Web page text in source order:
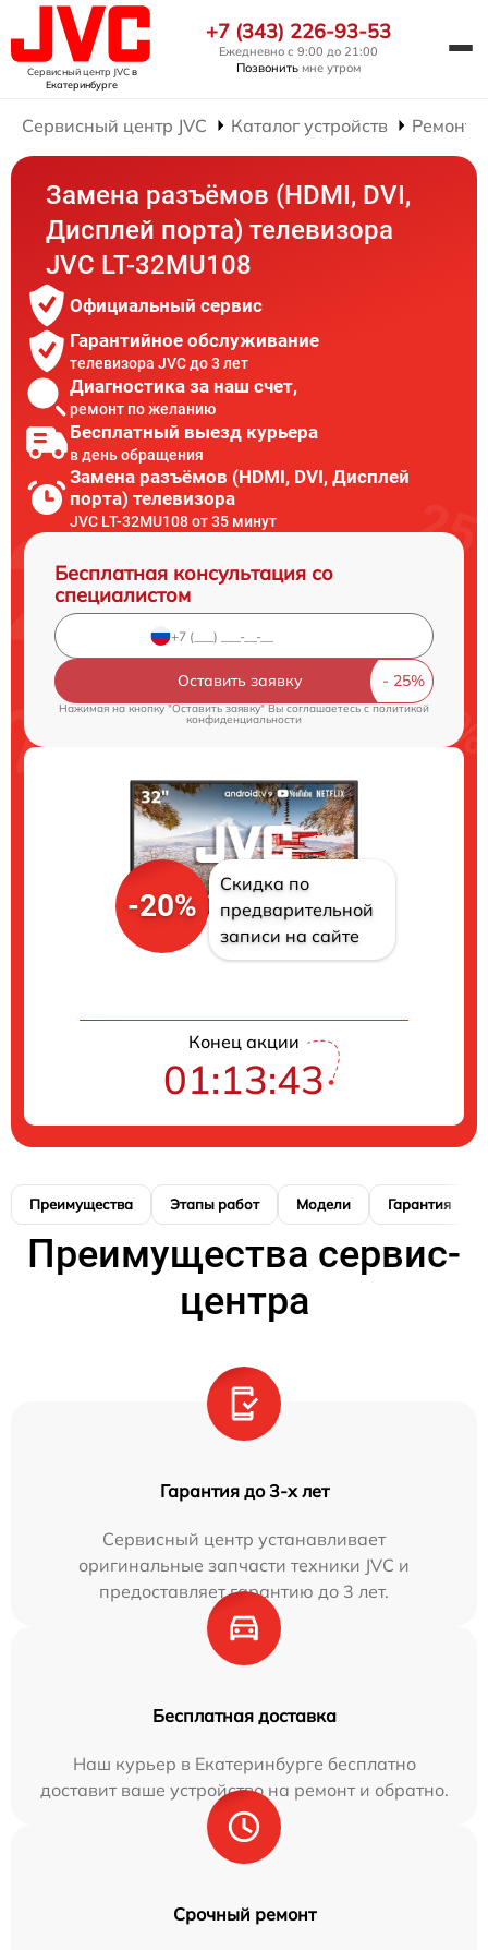
Сервисный центр JVCв
Екатеринбурге
+7 (343) 226-93-53
Ежедневно с 9:00 до 21:00
Позвонить мне утром
Сервисный центр JVC Каталог устройств Ремонт
Замена разъёмов (HDMI, DVI,
Дисплей порта) телевизора
JVC LT-32MU108
Официальный сервис
Гарантийное обслуживание
телевизора JVC до 3 лет
Диагностика за наш счет,
ремонт по желанию
Бесплатный выезд курьера
в день обращения
Замена разъёмов (HDMI, DVI, Дисплей
порта) телевизора
JVC LT-32MU108 от 35 минут
Бесплатная консультация со
специалистом
Оставить заявку
Нажимая на кнопку "Оставить заявку" Вы соглашаетесь cполитикой
конфиденциальности
-20%
Скидка по
предварительной
записи на сайте
Конец акции
01:13:42
Преимущества Этапы работ Модели Гарантия
Преимущества сервис-
центра
Гарантия до 3-х лет
Сервисный центр устанавливает
оригинальные запчасти техники JVC и
предоставляет гарантию до 3 лет.
Бесплатная доставка
Наш курьер в Екатеринбурге бесплатно
доставит ваше устройство на ремонт и обратно.
Срочный ремонт